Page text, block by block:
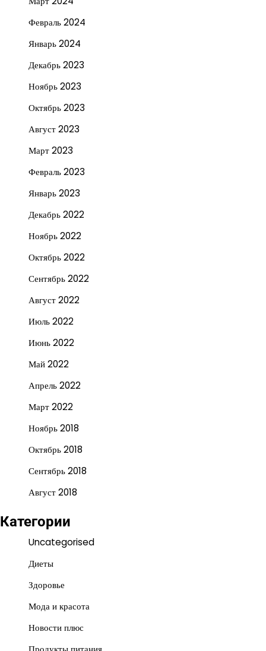
Февраль 2024
Январь 2024
Декабрь 2023
Ноябрь 2023
Октябрь 2023
Август 2023
Март 2023
Февраль 2023
Январь 2023
Декабрь 2022
Ноябрь 2022
Октябрь 2022
Сентябрь 2022
Август 2022
Июль 2022
Июнь 2022
Май 2022
Апрель 2022
Март 2022
Ноябрь 2018
Октябрь 2018
Сентябрь 2018
Август 2018
Категории
Uncategorised
Диеты
Здоровье
Мода и красота
Новости плюс